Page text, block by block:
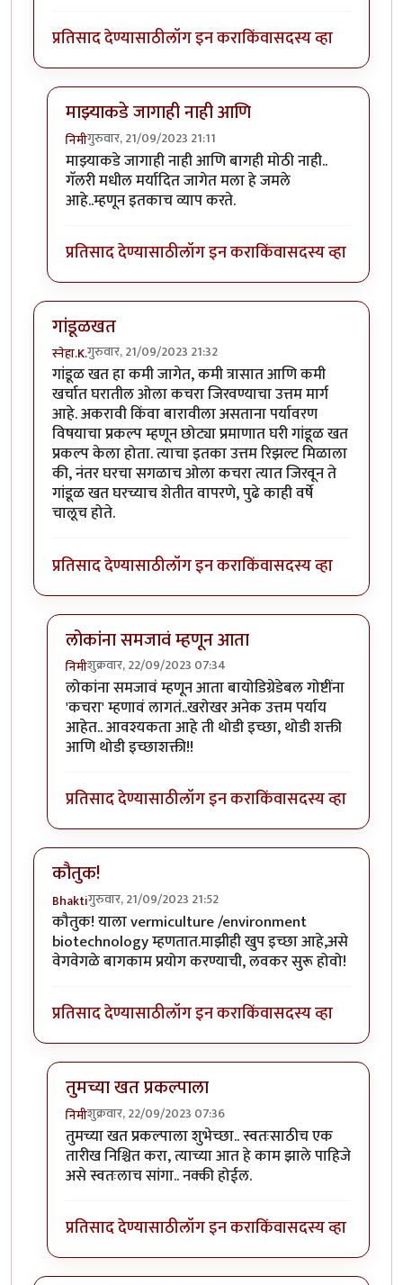
प्रतिसाद देण्यासाठीलॉग इन कराकिंवासदस्य व्हा
माझ्याकडे जागाही नाही आणि
निमीगुरुवार, 21/09/2023 21:11
In reply toप्रयोग चालू द्या. सह्याद्रीbyकंजूस
माझ्याकडे जागाही नाही आणि बागही मोठी नाही..
गॅलरी मधील मर्यादित जागेत मला हे जमले
आहे..म्हणून इतकाच व्याप करते.
प्रतिसाद देण्यासाठीलॉग इन कराकिंवासदस्य व्हा
गांडूळखत
स्नेहा.K.गुरुवार, 21/09/2023 21:32
गांडूळ खत हा कमी जागेत, कमी त्रासात आणि कमी
खर्चात घरातील ओला कचरा जिरवण्याचा उत्तम मार्ग
आहे. अकरावी किंवा बारावीला असताना पर्यावरण
विषयाचा प्रकल्प म्हणून छोट्या प्रमाणात घरी गांडूळ खत
प्रकल्प केला होता. त्याचा इतका उत्तम रिझल्ट मिळाला
की, नंतर घरचा सगळाच ओला कचरा त्यात जिरवून ते
गांडूळ खत घरच्याच शेतीत वापरणे, पुढे काही वर्षे
चालूच होते.
प्रतिसाद देण्यासाठीलॉग इन कराकिंवासदस्य व्हा
लोकांना समजावं म्हणून आता
निमीशुक्रवार, 22/09/2023 07:34
In reply toगांडूळखतbyस्नेहा.K.
लोकांना समजावं म्हणून आता बायोडिग्रेडेबल गोष्टींना
'कचरा' म्हणावं लागतं..खरोखर अनेक उत्तम पर्याय
आहेत.. आवश्यकता आहे ती थोडी इच्छा, थोडी शक्ती
आणि थोडी इच्छाशक्ती!!
प्रतिसाद देण्यासाठीलॉग इन कराकिंवासदस्य व्हा
कौतुक!
Bhaktiगुरुवार, 21/09/2023 21:52
कौतुक! याला vermiculture /environment
biotechnology म्हणतात.माझीही खुप इच्छा आहे,असे
वेगवेगळे बागकाम प्रयोग करण्याची, लवकर सुरू होवो!
प्रतिसाद देण्यासाठीलॉग इन कराकिंवासदस्य व्हा
तुमच्या खत प्रकल्पाला
निमीशुक्रवार, 22/09/2023 07:36
In reply toकौतुक!byBhakti
तुमच्या खत प्रकल्पाला शुभेच्छा.. स्वतःसाठीच एक
तारीख निश्चित करा, त्याच्या आत हे काम झाले पाहिजे
असे स्वतःलाच सांगा.. नक्की होईल.
प्रतिसाद देण्यासाठीलॉग इन कराकिंवासदस्य व्हा